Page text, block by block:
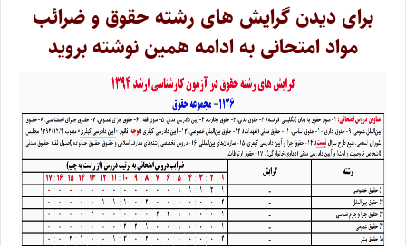
برای دیدن گرایش های رشته حقوق و ضرائب
مواد امتحانی به ادامه همین نوشته بروید